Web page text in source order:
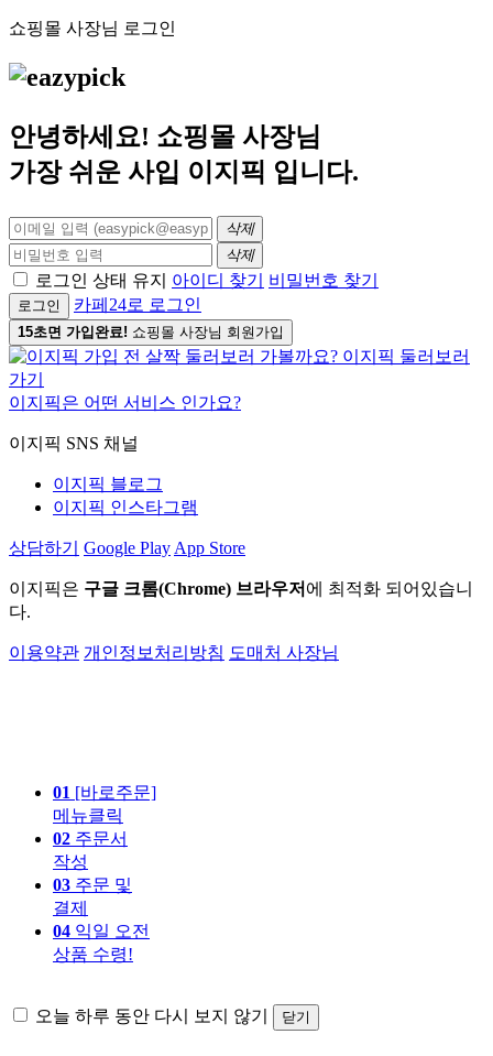
쇼핑몰 사장님 로그인
안녕하세요! 쇼핑몰 사장님
가장 쉬운 사입 이지픽 입니다.
삭제
삭제
로그인 상태 유지 아이디 찾기 비밀번호 찾기
로그인 카페24로 로그인
15초면 가입완료! 쇼핑몰 사장님 회원가입
이지픽은 어떤 서비스 인가요?
이지픽 SNS 채널
이지픽 블로그
이지픽 인스타그램
상담하기 Google Play App Store
이지픽은 구글 크롬(Chrome) 브라우저 에 최적화 되어있습니
다.
이용약관 개인정보처리방침 도매처 사장님
01 [바로주문]
메뉴클릭
02 주문서
작성
03 주문 및
결제
04 익일 오전
상품 수령!
오늘 하루 동안 다시 보지 않기 닫기